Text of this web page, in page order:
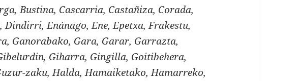
Bustina, Cascarria, Castañiza, Corada,
Enánago, Ene, Epetxa, Frakestu,
Ganorabako, Gara, Garar, Garrazta,
Giharra, Gingilla, Goitibehera,
zaku, Halda, Hamaiketako, Hamarreko,